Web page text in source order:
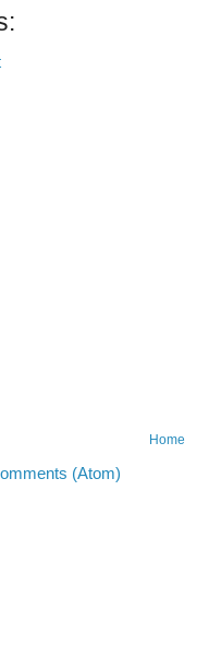
Home
(Atom)